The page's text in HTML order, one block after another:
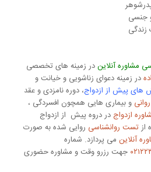
جنسی
زندگی
مشاوره آنلایندر زمینه های تخصصی
در زمینه دعوای زناشویی و خیانت و
های پیش از ازدواج، دوره نامزدی و عقد
و بیماری هایی همچون افسردگی ،
ازدواج در دروه پیش از ازدواج
ازتست روانشناسی روایی شده به صورت
آنلاینمی پردازد. شماره
جهت رزرو وقت و مشاوره حضوری